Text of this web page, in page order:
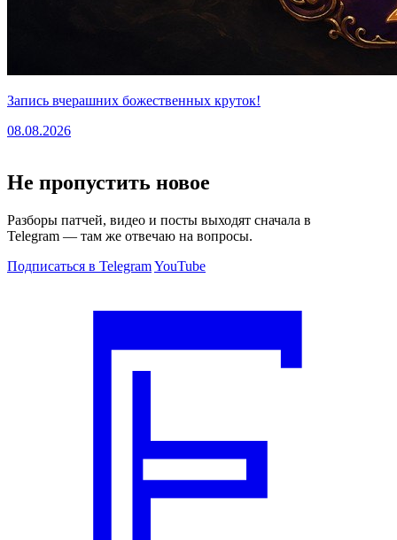
Запись вчерашних божественных круток!
08.08.2026
Не пропустить новое
Разборы патчей, видео и посты выходят сначала в
Telegram — там же отвечаю на вопросы.
Подписаться в TelegramYouTube